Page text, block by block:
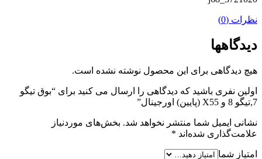
نظرات (0)
دیدگاهها
هیچ دیدگاهی برای این محصول نوشته نشده است.
اولین نفری باشید که دیدگاهی را ارسال می کنید برای “بوق تیگو
7,تیگو 8 و X55 (پایین) اورجینال”
نشانی ایمیل شما منتشر نخواهد شد. بخش‌های موردنیاز
علامت‌گذاری شده‌اند *
امتیاز شما